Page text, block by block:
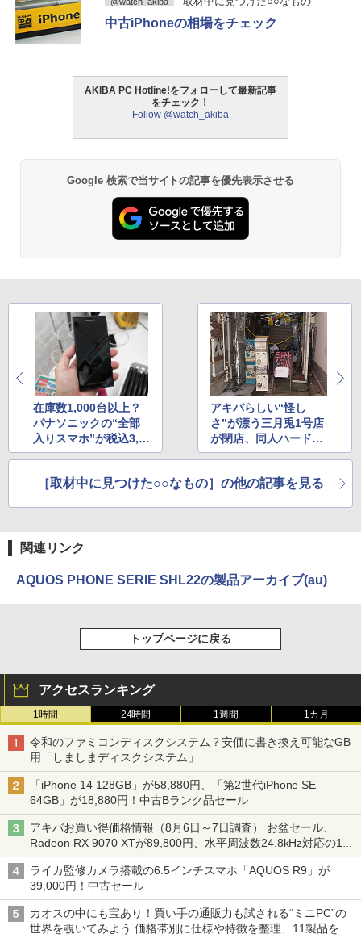
中古iPhoneの相場をチェック
AKIBA PC Hotline!をフォローして最新記事
をチェック！
Follow @watch_akiba
Google 検索で当サイトの記事を優先表示させる
在庫数1,000台以上？
パナソニックの“全部
入りスマホ”が税込3,9
80円と格安！
アキバらしい“怪し
さ”が漂う三月兎1号店
が閉店、同人ハードで
人気
［取材中に見つけた○○なもの］の他の記事を見る
関連リンク
AQUOS PHONE SERIE SHL22の製品アーカイブ(au)
トップページに戻る
アクセスランキング
1時間 24時間 1週間 1カ月
令和のファミコンディスクシステム？安価に書き換え可能なGB
用「しましまディスクシステム」
「iPhone 14 128GB」が58,880円、「第2世代iPhone SE
64GB」が18,880円！中古Bランク品セール
アキバお買い得価格情報（8月6日～7日調査） お盆セール、
Radeon RX 9070 XTが89,800円、水平周波数24.8kHz対応の17
型モニターが9,801円、暑さ指数連動セール ほか
ライカ監修カメラ搭載の6.5インチスマホ「AQUOS R9」が
39,000円！中古セール
カオスの中にも宝あり！買い手の通販力も試される“ミニPC”の
世界を覗いてみよう 価格帯別に仕様や特徴を整理、11製品をピ